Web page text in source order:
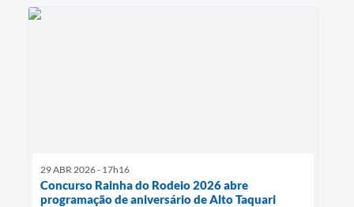
29 ABR 2026 - 17h16
Concurso Rainha do Rodeio 2026 abre
programação de aniversário de Alto Taquari